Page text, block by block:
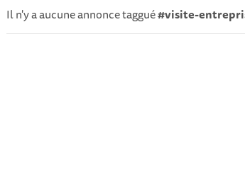
Il n'y a aucune annonce taggué#visite-